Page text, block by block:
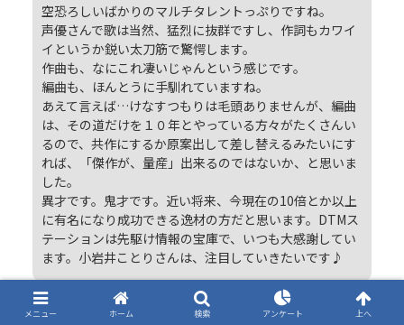
空恐ろしいばかりのマルチタレントっぷりですね。
声優さんで歌は当然、猛烈に抜群ですし、作詞もカワイ
イというか鋭い太刀筋で驚愕します。
作曲も、なにこれ凄いじゃんという感じです。
編曲も、ほんとうに手馴れていますね。
あえて言えば…けなすつもりは毛頭ありませんが、編曲
は、その道だけを１０年とやっている方々がたくさんい
るので、共作にするか原案出して差し替えるみたいにす
れば、「傑作が、量産」出来るのではないか、と思いま
した。
異才です。鬼才です。近い将来、今現在の10倍とか以上
に有名になり成功できる逸材の方だと思います。DTMス
テーションは先駆け情報の宝庫で、いつも大感謝してい
ます。小岩井ことりさんは、注目していきたいです♪
返信
メニュー ホーム 検索 アンケート 上へ